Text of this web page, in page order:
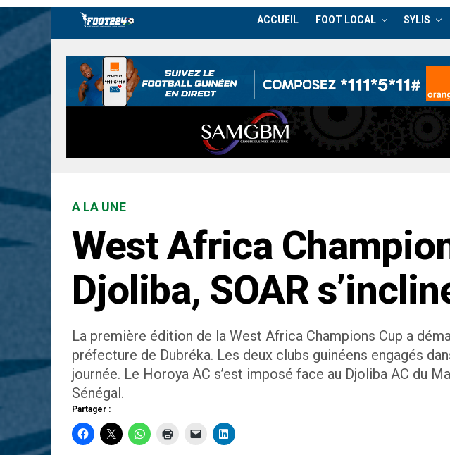
ACCUEIL FOOT LOCAL SYLIS
A LA UNE
West Africa
Djoliba, SOAR
La première édition de la West Africa Champions Cup a
préfecture de Dubréka. Les deux clubs guinéens engagés
journée. Le Horoya AC s’est imposé face au Djoliba AC du
Sénégal.
Partager :